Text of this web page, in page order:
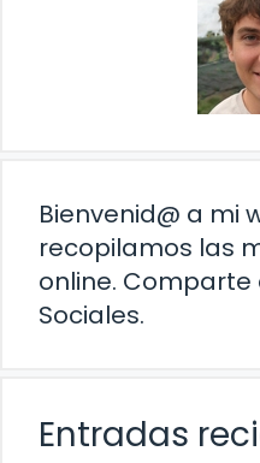
Bienvenid@ a mi
recopilamos las
online. Comparte
Sociales.
Entradas